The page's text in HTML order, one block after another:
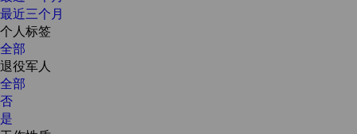
最近三个月
个人标签
全部
退役军人
全部
否
是